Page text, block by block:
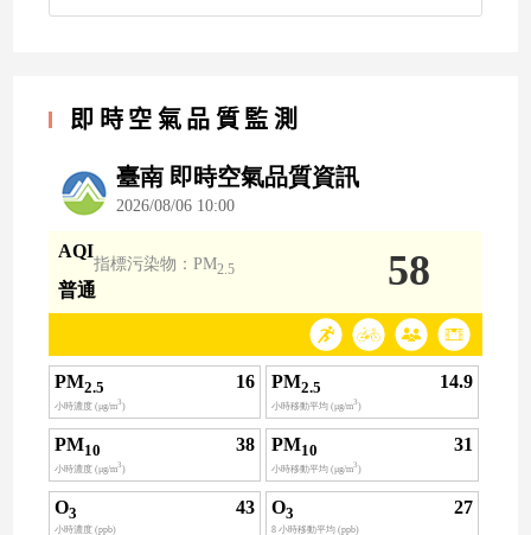
即時空氣品質監測